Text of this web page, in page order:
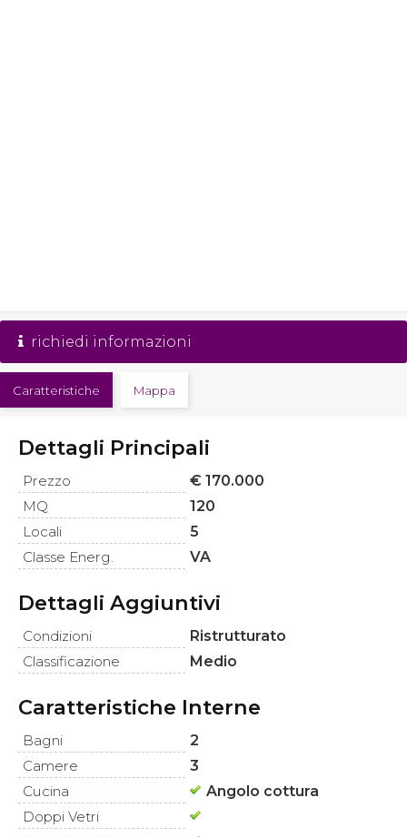
richiedi informazioni
Caratteristiche Mappa
Dettagli Principali
Prezzo
€ 170.000
MQ
120
Locali
5
Classe Energ.
VA
Dettagli Aggiuntivi
Condizioni
Ristrutturato
Classificazione
Medio
Caratteristiche Interne
Bagni
2
Camere
3
Cucina
Angolo cottura
Doppi Vetri